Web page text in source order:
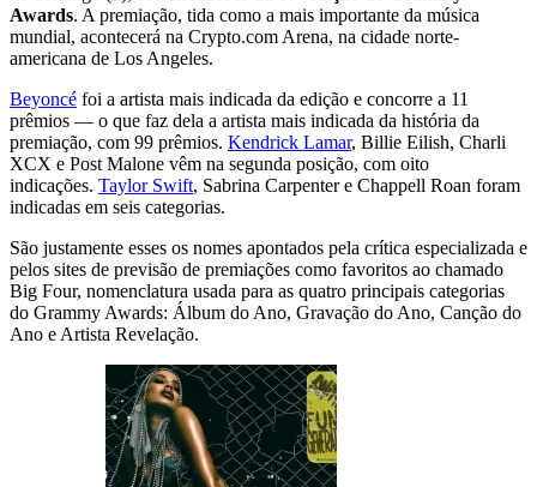
Awards. A premiação, tida como a mais importante da música
mundial, acontecerá na Crypto.com Arena, na cidade norte-
americana de Los Angeles.
Beyoncé foi a artista mais indicada da edição e concorre a 11
prêmios — o que faz dela a artista mais indicada da história da
premiação, com 99 prêmios. Kendrick Lamar, Billie Eilish, Charli
XCX e Post Malone vêm na segunda posição, com oito
indicações. Taylor Swift, Sabrina Carpenter e Chappell Roan foram
indicadas em seis categorias.
São justamente esses os nomes apontados pela crítica especializada e
pelos sites de previsão de premiações como favoritos ao chamado
Big Four, nomenclatura usada para as quatro principais categorias
do Grammy Awards: Álbum do Ano, Gravação do Ano, Canção do
Ano e Artista Revelação.